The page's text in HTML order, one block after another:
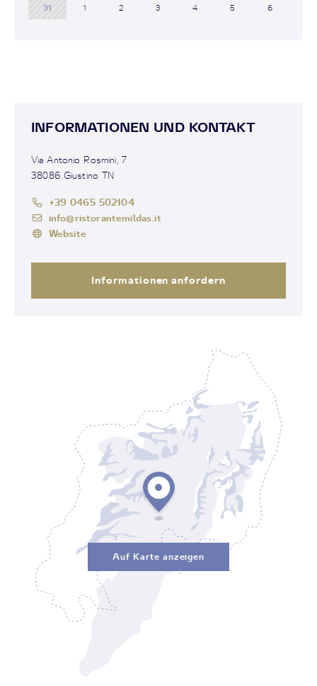
31 1 2 3 4 5 6
INFORMATIONEN UND KONTAKT
Via Antonio Rosmini, 7
38086 Giustino TN
+39 0465 502104
info@ristorantemildas.it
Website
Informationen anfordern
Auf Karte anzeigen